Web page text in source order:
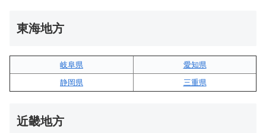
東海地方
岐阜県
愛知県
静岡県
三重県
近畿地方